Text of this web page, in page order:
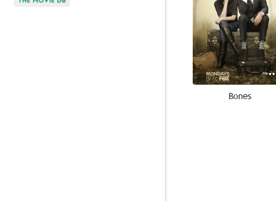
Bones